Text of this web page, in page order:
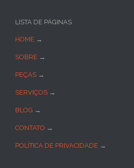
LISTA DE PÁGINAS
HOME →
SOBRE →
PEÇAS →
SERVIÇOS →
BLOG →
CONTATO →
POLÍTICA DE PRIVACIDADE →